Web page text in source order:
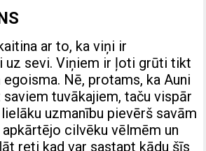
ar to, ka viņi ir
uz sevi. Viņiem ir ļoti grūti tikt
Nē, protams, ka Auni
tuvākajiem, taču vispār
uzmanību pievērš savām
cilvēku vēlmēm un
reti kad var sastapt kādu šīs